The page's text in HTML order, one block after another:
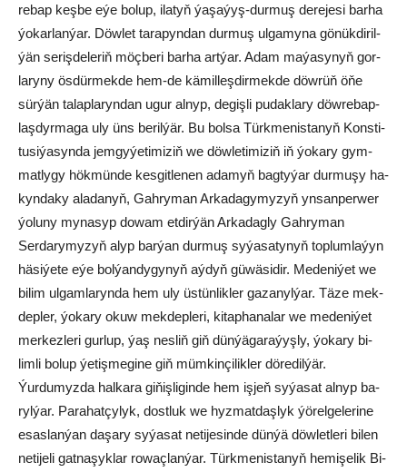
re­bap keş­be eýe bo­lup, ila­tyň ýa­şa­ýyş-dur­muş de­re­je­si bar­ha
ýo­kar­lan­ýar. Döw­let ta­ra­pyn­dan dur­muş ul­ga­my­na gö­nük­di­ril­
ýän se­riş­de­le­riň möç­be­ri bar­ha art­ýar. Adam ma­ýa­sy­nyň gor­
la­ry­ny ös­dür­mek­de hem-de kä­mil­leş­dir­mek­de döw­rüň öňe
sür­ýän ta­lap­la­ryn­dan ugur al­nyp, de­giş­li pu­dak­la­ry döw­re­bap­
laş­dyr­ma­ga uly üns be­ril­ýär. Bu bol­sa Türk­me­nis­ta­nyň Kons­ti­
tu­si­ýa­syn­da jem­gy­ýe­ti­mi­ziň we döw­le­ti­mi­ziň iň ýo­ka­ry gym­
mat­ly­gy hök­mün­de kes­git­le­nen ada­myň bagtyýar durmuşy ha­
kyn­da­ky ala­da­nyň, Gahryman Arkadagymyzyň yn­san­per­wer
ýo­lu­ny my­na­syp do­wam et­dir­ýän Arkadagly Gahryman
Serdarymyzyň alyp bar­ýan dur­muş sy­ýa­sa­ty­nyň top­lum­la­ýyn
hä­si­ýe­te eýe bol­ýan­dy­gy­nyň aý­dyň gü­wä­si­dir. Me­de­ni­ýet we
bi­lim ul­gam­la­ryn­da hem uly üs­tün­lik­ler ga­za­nyl­ýar. Tä­ze mek­
dep­ler, ýo­ka­ry okuw mek­dep­le­ri, ki­tap­ha­na­lar we me­de­ni­ýet
mer­kez­le­ri gur­lup, ýaş nes­liň giň dün­ýä­ga­ra­ýyş­ly, ýo­ka­ry bi­
lim­li bo­lup ýe­tiş­me­gi­ne giň müm­kin­çi­lik­ler dö­re­dil­ýär.
Ýur­du­myz­da hal­ka­ra gi­ňiş­li­gin­de hem iş­jeň sy­ýa­sat alnyp ba­
ryl­ýar. Pa­ra­hat­çy­lyk, dost­luk we hyz­mat­daş­lyk ýö­rel­ge­le­ri­ne
esas­lan­ýan da­şa­ry sy­ýa­sat ne­ti­je­sin­de dün­ýä döw­let­le­ri bi­len
ne­ti­je­li gat­na­şyk­lar ro­waç­lan­ýar. Türk­me­nis­ta­nyň he­mi­şe­lik Bi­